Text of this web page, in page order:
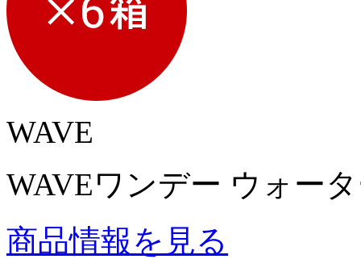
WAVE
WAVEワンデー ウォー
商品情報を見る